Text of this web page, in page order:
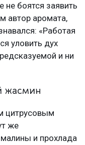
боятся заявить
автор аромата,
«Работая
уловить дух
и ни
жасмин
цитрусовым
же
и прохлада